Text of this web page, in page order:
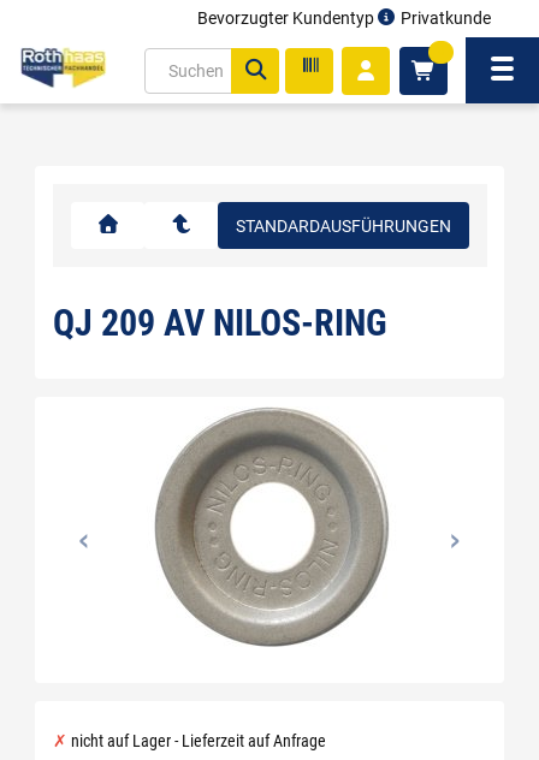
Bevorzugter Kundentyp Privatkunde
STANDARDAUSFÜHRUNGEN
QJ 209 AV NILOS-RING
nicht auf Lager - Lieferzeit auf Anfrage